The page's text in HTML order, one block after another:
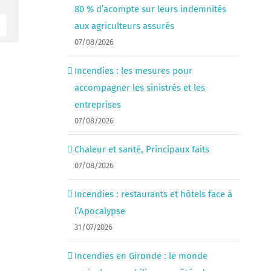
80 % d’acompte sur leurs indemnités
aux agriculteurs assurés
07/08/2026
Incendies : les mesures pour
accompagner les sinistrés et les
entreprises
07/08/2026
Chaleur et santé, Principaux faits
07/08/2026
Incendies : restaurants et hôtels face à
l’Apocalypse
31/07/2026
Incendies en Gironde : le monde